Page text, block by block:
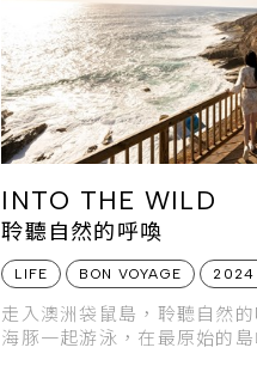
INTO THE WILD
聆聽自然的呼喚
LIFE BON VOYAGE 2024
走入澳洲袋鼠島，聆聽自然
海豚一起游泳，在最原始的